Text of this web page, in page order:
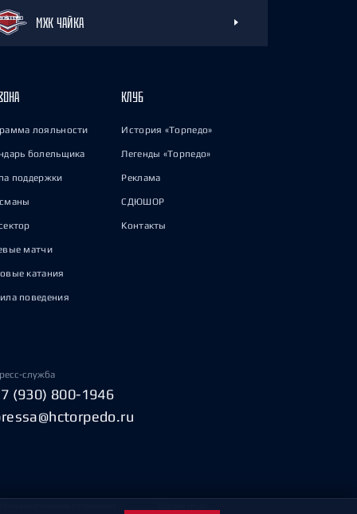
МХК ЧАЙКА
лояльности
болельщика
поддержки
матчи
катания
поведения
КЛУБ
История «Торпедо»
Легенды «Торпедо»
Реклама
СДЮШОР
Контакты
служба
(930) 800-1946